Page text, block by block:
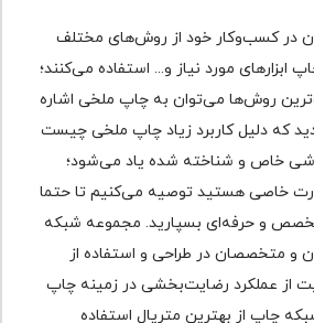
در کسب‌و‌کار خود از روش‌های مختلف
ابزارهای مورد نیاز و... استفاده می‌کنند؛
روش‌ها می‌توان به چاپ ملخی اشاره
که دلیل کاربرد زیاد چاپ ملخی چیست
خاص و شناخته شده یاد می‌شود؛
خاصی هستید توصیه می‌کنیم تا حتما
و حرفه‌ای بسپارید. مجموعه شبکه
و متخصصان در طراحی و استفاده از
از عملکرد رضایت‌بخشی در زمینه چاپ
چاپ از بهترین متریال استفاده